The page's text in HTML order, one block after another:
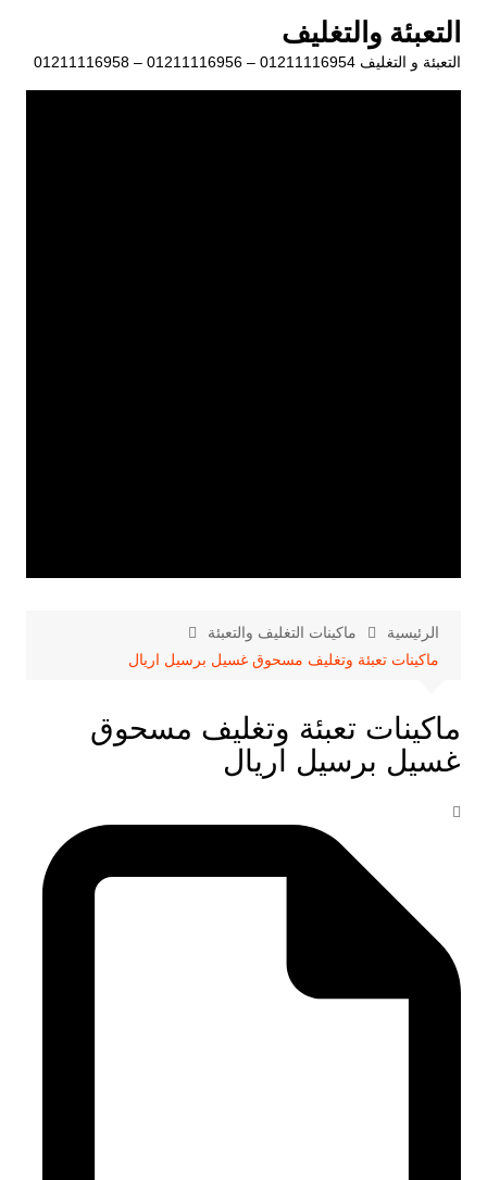
المحتوى
التعبئة والتغليف
التعبئة و التغليف 01211116954 – 01211116956 – 01211116958
الرئيسية
ماكينات التغليف والتعبئة
ماكينات تعبئة وتغليف مسحوق غسيل برسيل اريال
ماكينات تعبئة وتغليف مسحوق
غسيل برسيل اريال